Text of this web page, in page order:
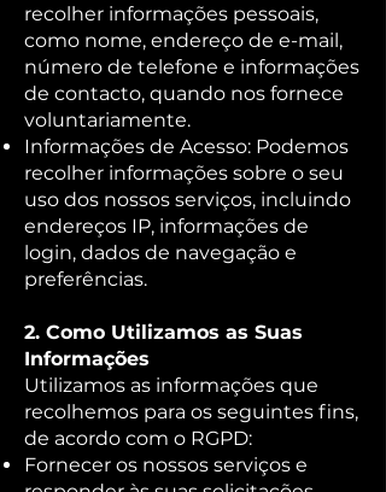
recolher informações pessoais,
como nome, endereço de e-mail,
número de telefone e informações
de contacto, quando nos fornece
voluntariamente.
Informações de Acesso: Podemos
recolher informações sobre o seu
uso dos nossos serviços, incluindo
endereços IP, informações de
login, dados de navegação e
preferências.
2. Como Utilizamos as Suas
Informações
Utilizamos as informações que
recolhemos para os seguintes fins,
de acordo com o RGPD:
Fornecer os nossos serviços e